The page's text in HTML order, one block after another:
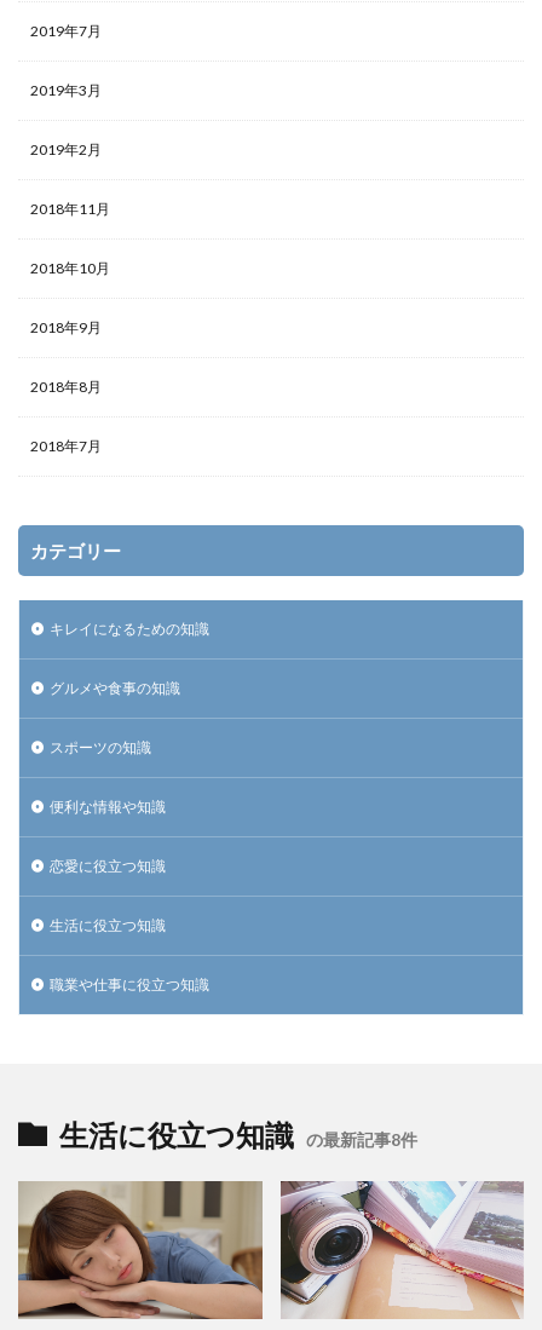
2019年7月
2019年3月
2019年2月
2018年11月
2018年10月
2018年9月
2018年8月
2018年7月
カテゴリー
キレイになるための知識
グルメや食事の知識
スポーツの知識
便利な情報や知識
恋愛に役立つ知識
生活に役立つ知識
職業や仕事に役立つ知識
生活に役立つ知識 の最新記事8件